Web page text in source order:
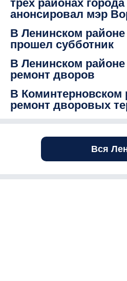
трех районах города
анонсировал мэр
В Ленинском
прошел субботник
В Ленинском
ремонт дворов
В Коминтерновском
ремонт дворовых
Вся